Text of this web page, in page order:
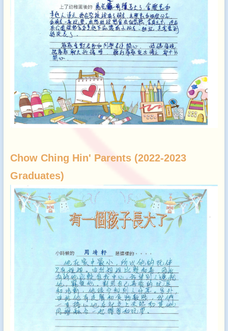
Chow Ching Hin' Parents (2022-2023
Graduates)